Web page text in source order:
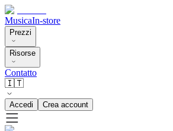
MusicaIn-store
Prezzi
Risorse
Contatto
🇮🇹
Accedi Crea account